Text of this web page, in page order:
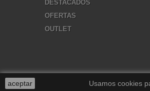
DESTACADOS
OFERTAS
OUTLET
aceptar Usamos cookies